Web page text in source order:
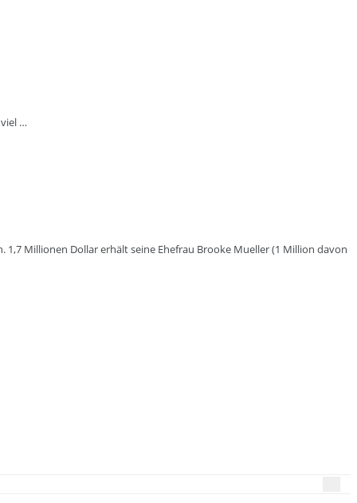
…
Millionen Dollar erhält seine Ehefrau Brooke Mueller (1 Million davon